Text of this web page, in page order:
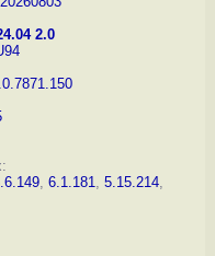
2.0
, 6.1.181, 5.15.214,